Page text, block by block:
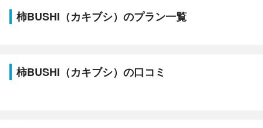
柿BUSHI（カキブシ）のプラン一覧
柿BUSHI（カキブシ）の口コミ